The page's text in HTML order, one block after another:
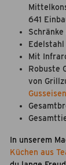
641
Mit
Robuste
von
In unserem
Küchen aus